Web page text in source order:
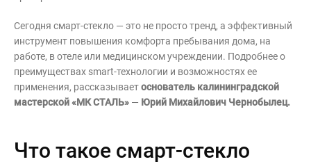
Интерьерные в
Двери
Контакты
Новости
Дизайнерам
Цены на метеллоконструкции и
изделия из металла
+7 (962) 257-27-70
Сегодня смарт-стекло — это не просто тренд, а эффективный
инструмент повышения комфорта пребывания дома, на
работе, в отеле или медицинском учреждении. Подробнее о
преимуществах smart-технологии и возможностях ее
применения, рассказываетоснователь калининградской
мастерской «МК СТАЛЬ» — Юрий Михайлович Чернобылец.
Что такое смарт-стекло